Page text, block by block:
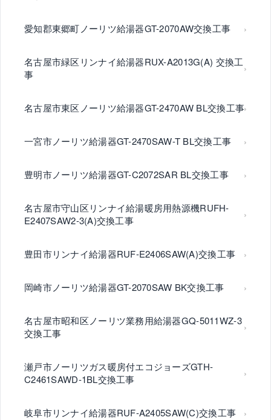
愛知郡東郷町ノーリツ給湯器GT-2070AW交換工事
名古屋市緑区リンナイ給湯器RUX-A2013G(A) 交換工
事
名古屋市東区ノーリツ給湯器GT-2470AW BL交換工事
一宮市ノーリツ給湯器GT-2470SAW-T BL交換工事
豊明市ノーリツ給湯器GT-C2072SAR BL交換工事
名古屋市守山区リンナイ給湯暖房用熱源機RUFH-
E2407SAW2-3(A)交換工事
豊田市リンナイ給湯器RUF-E2406SAW(A)交換工事
岡崎市ノーリツ給湯器GT-2070SAW BK交換工事
名古屋市昭和区ノーリツ業務用給湯器GQ-5011WZ-3
交換工事
瀬戸市ノーリツガス暖房付エコジョーズGTH-
C2461SAWD-1BL交換工事
岐阜市リンナイ給湯器RUF-A2405SAW(C)交換工事